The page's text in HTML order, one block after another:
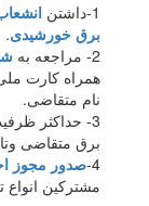
1-داشتن
برق خورشیدی.
2- مراجعه به
همراه کارت
نام متقاضی.
3- حداکثر
برق متقاضی وتا سقف 100
4- صدور مجوز
مشترکین